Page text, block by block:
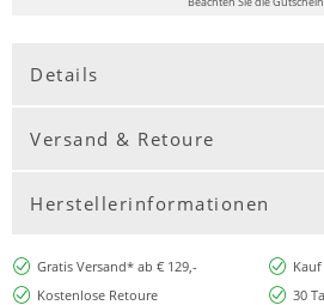
Details
Versand & Retoure
Herstellerinformationen
Gratis Versand* ab € 129,-
Kostenlose Retoure
30